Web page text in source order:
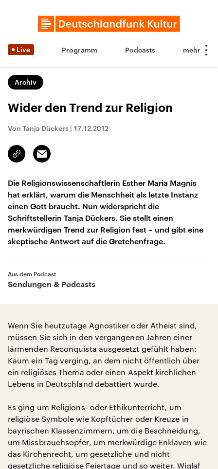
Live Programm Podcasts
Archiv
Wider den Trend zur Religion
Von Tanja Dückers | 17.12.2012
Link
kopieren/teilen
Email
Die Religionswissenschaftlerin Esther Maria Magnis
hat erklärt, warum die Menschheit als letzte Instanz
einen Gott braucht. Nun widerspricht die
Schriftstellerin Tanja Dückers. Sie stellt einen
merkwürdigen Trend zur Religion fest – und gibt eine
skeptische Antwort auf die Gretchenfrage.
Aus dem Podcast
Sendungen & Podcasts
Wenn Sie heutzutage Agnostiker oder Atheist sind,
müssen Sie sich in den vergangenen Jahren einer
lärmenden Reconquista ausgesetzt gefühlt haben:
Kaum ein Tag verging, an dem nicht öffentlich über
ein religiöses Thema oder einen Aspekt kirchlichen
Lebens in Deutschland debattiert wurde.
Es ging um Religions- oder Ethikunterricht, um
religiöse Symbole wie Kopftücher oder Kreuze in
bayrischen Klassenzimmern, um die Beschneidung,
um Missbrauchsopfer, um merkwürdige Enklaven wie
das Kirchenrecht, um gesetzliche und nicht
gesetzliche religiöse Feiertage und so weiter. Wiglaf